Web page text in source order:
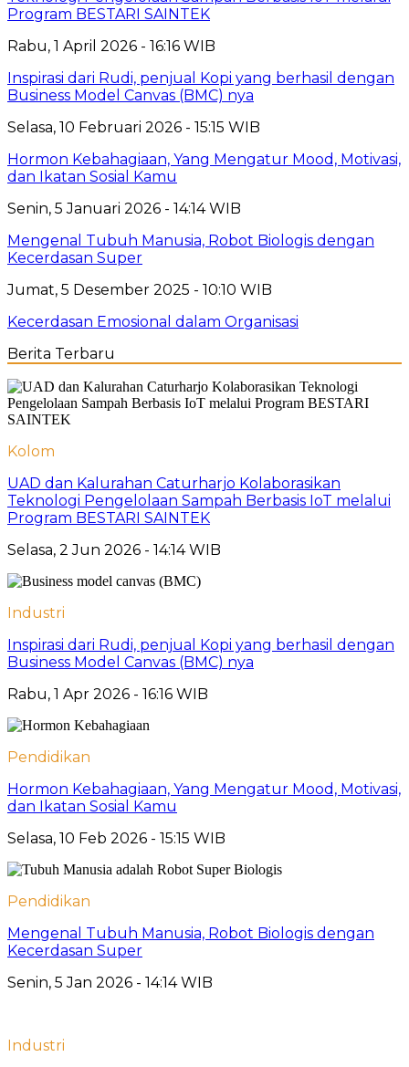
Program BESTARI SAINTEK
Rabu, 1 April 2026 - 16:16 WIB
Inspirasi dari Rudi, penjual Kopi yang berhasil dengan
Business Model Canvas (BMC) nya
Selasa, 10 Februari 2026 - 15:15 WIB
Hormon Kebahagiaan, Yang Mengatur Mood, Motivasi,
dan Ikatan Sosial Kamu
Senin, 5 Januari 2026 - 14:14 WIB
Mengenal Tubuh Manusia, Robot Biologis dengan
Kecerdasan Super
Jumat, 5 Desember 2025 - 10:10 WIB
Kecerdasan Emosional dalam Organisasi
Berita Terbaru
Kolom
UAD dan Kalurahan Caturharjo Kolaborasikan
Teknologi Pengelolaan Sampah Berbasis IoT melalui
Program BESTARI SAINTEK
Selasa, 2 Jun 2026 - 14:14 WIB
Industri
Inspirasi dari Rudi, penjual Kopi yang berhasil dengan
Business Model Canvas (BMC) nya
Rabu, 1 Apr 2026 - 16:16 WIB
Pendidikan
Hormon Kebahagiaan, Yang Mengatur Mood, Motivasi,
dan Ikatan Sosial Kamu
Selasa, 10 Feb 2026 - 15:15 WIB
Pendidikan
Mengenal Tubuh Manusia, Robot Biologis dengan
Kecerdasan Super
Senin, 5 Jan 2026 - 14:14 WIB
Industri